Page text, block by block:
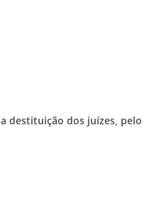
destituição dos juízes, pelo